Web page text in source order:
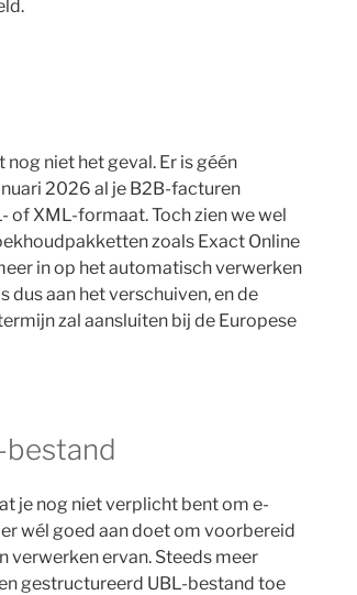
niet het geval. Er is géén
2026 al je B2B-facturen
of XML-formaat. Toch zien we wel
zoals Exact Online
in op het automatisch verwerken
dus aan het verschuiven, en de
zal aansluiten bij de Europese
je nog niet verplicht bent om e-
wél goed aan doet om voorbereid
verwerken ervan. Steeds meer
gestructureerd UBL-bestand toe